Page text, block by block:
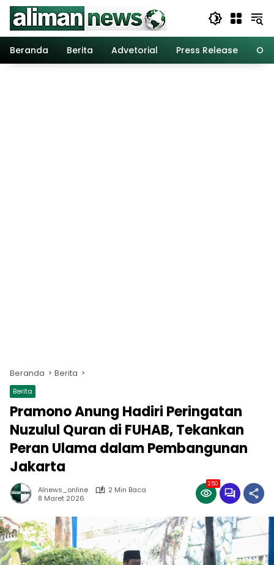
Langsung
konten
Beranda
Berita Advetorial Press Release
Beranda Berita
Berita
Pramono Anung Hadiri Peringatan
Nuzulul Quran di FUHAB, Tekankan
Peran Ulama dalam Pembangunan
Jakarta
Alnews_online
2 Min Baca
8 Maret 2026
250